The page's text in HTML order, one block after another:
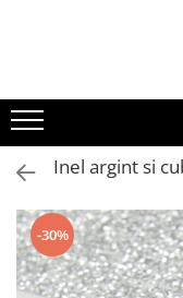
CERCEI ARGINT
BRATARI ARGINT
COLIERE ARGINT
LANTISOARE ARGINT
CRUCIULITE SI
PANDANTIVE ARGINT
Inel argint si
-30%